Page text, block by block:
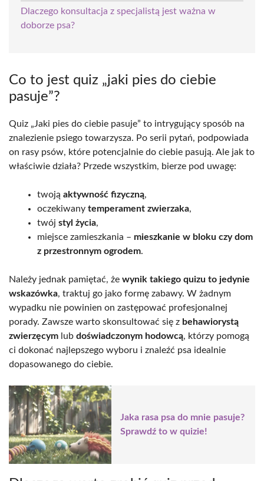
Dlaczego konsultacja z specjalistą jest ważna w
doborze psa?
Co to jest quiz „jaki pies do ciebie
pasuje”?
Quiz „Jaki pies do ciebie pasuje” to intrygujący sposób na
znalezienie psiego towarzysza. Po serii pytań, podpowiada
on rasy psów, które potencjalnie do ciebie pasują. Ale jak to
właściwie działa? Przede wszystkim, bierze pod uwagę:
twoją aktywność fizyczną,
oczekiwany temperament zwierzaka,
twój styl życia,
miejsce zamieszkania – mieszkanie w bloku czy dom
z przestronnym ogrodem.
Należy jednak pamiętać, że wynik takiego quizu to jedynie
wskazówka, traktuj go jako formę zabawy. W żadnym
wypadku nie powinien on zastępować profesjonalnej
porady. Zawsze warto skonsultować się z behawiorystą
zwierzęcym lub doświadczonym hodowcą, którzy pomogą
ci dokonać najlepszego wyboru i znaleźć psa idealnie
dopasowanego do ciebie.
Jaka rasa psa do mnie pasuje?
Sprawdź to w quizie!